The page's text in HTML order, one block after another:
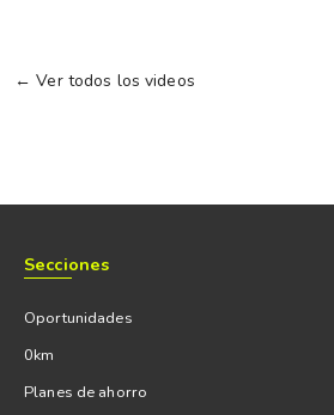
← Ver todos los videos
Secciones
Oportunidades
0km
Planes de ahorro